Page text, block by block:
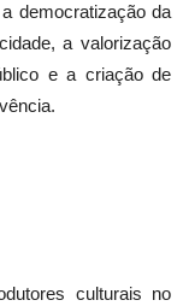
democratização da
a valorização
e a criação de
culturais no